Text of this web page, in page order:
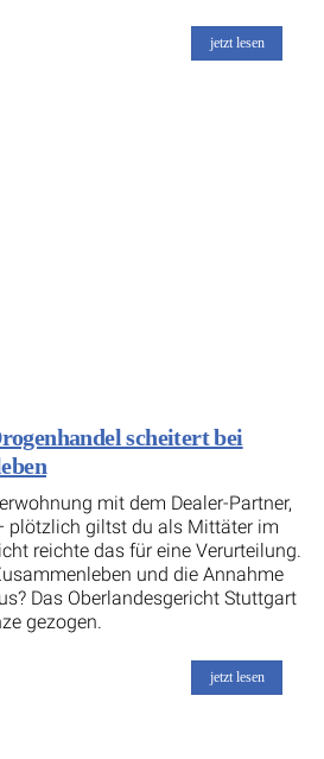
jetzt lesen
scheitert bei
mit dem Dealer-Partner,
plötzlich giltst du als Mittäter im
reichte das für eine Verurteilung.
und die Annahme
Das Oberlandesgericht Stuttgart
gezogen.
jetzt lesen